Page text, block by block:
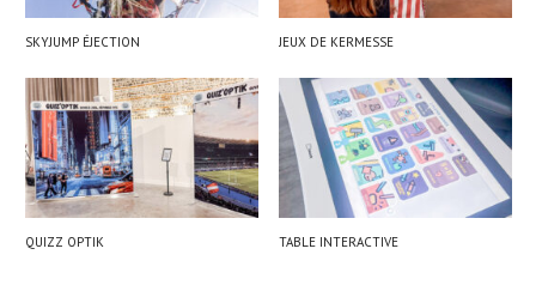
SKYJUMP ÉJECTION JEUX DE KERMESSE
QUIZZ OPTIK TABLE INTERACTIVE